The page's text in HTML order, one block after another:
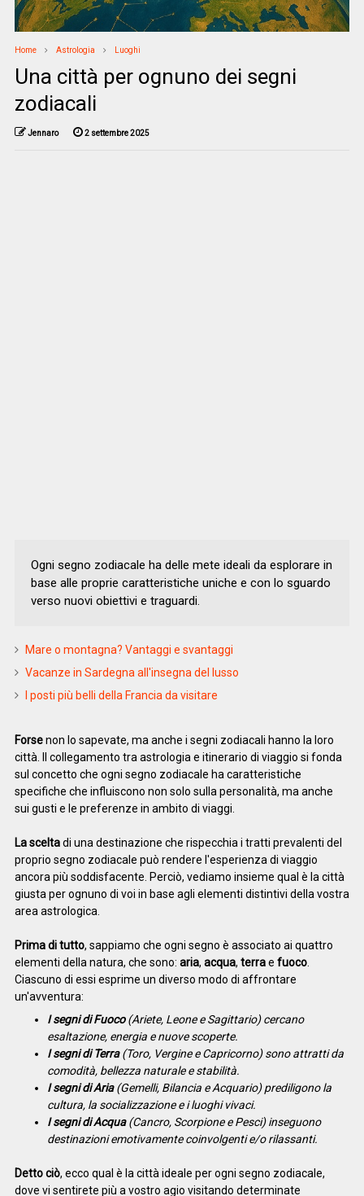
Home Astrologia Luoghi
Una città per ognuno dei segni
zodiacali
Jennaro 2 settembre 2025
Ogni segno zodiacale ha delle mete ideali da esplorare in
base alle proprie caratteristiche uniche e con lo sguardo
verso nuovi obiettivi e traguardi.
Mare o montagna? Vantaggi e svantaggi
Vacanze in Sardegna all'insegna del lusso
I posti più belli della Francia da visitare
Forsenon lo sapevate, ma anche i segni zodiacali hanno la loro
città. Il collegamento tra astrologia e itinerario di viaggio si fonda
sul concetto che ogni segno zodiacale ha caratteristiche
specifiche che influiscono non solo sulla personalità, ma anche
sui gusti e le preferenze in ambito di viaggi.
La sceltadi una destinazione che rispecchia i tratti prevalenti del
proprio segno zodiacale può rendere l'esperienza di viaggio
ancora più soddisfacente. Perciò, vediamo insieme qual è la città
giusta per ognuno di voi in base agli elementi distintivi della vostra
area astrologica.
Prima di tutto, sappiamo che ogni segno è associato ai quattro
elementi della natura, che sono: aria, acqua, terrae fuoco.
Ciascuno di essi esprime un diverso modo di affrontare
un'avventura:
I segni di Fuoco(Ariete, Leone e Sagittario) cercano
esaltazione, energia e nuove scoperte.
I segni di Terra(Toro, Vergine e Capricorno) sono attratti da
comodità, bellezza naturale e stabilità.
I segni di Aria(Gemelli, Bilancia e Acquario) prediligono la
cultura, la socializzazione e i luoghi vivaci.
I segni di Acqua(Cancro, Scorpione e Pesci) inseguono
destinazioni emotivamente coinvolgenti e/o rilassanti.
Detto ciò, ecco qual è la città ideale per ogni segno zodiacale,
dove vi sentirete più a vostro agio visitando determinate